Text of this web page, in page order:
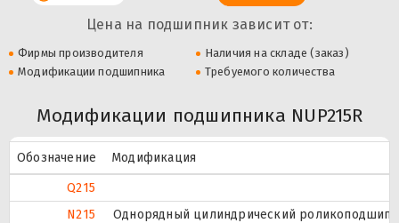
Цена на подшипник зависит от:
Фирмы производителя
Наличия на складе (заказ)
Модификации подшипника
Требуемого количества
Модификации подшипника NUP215R
Обозначение
Модификация
Q215
N215
Однорядный цилиндрический